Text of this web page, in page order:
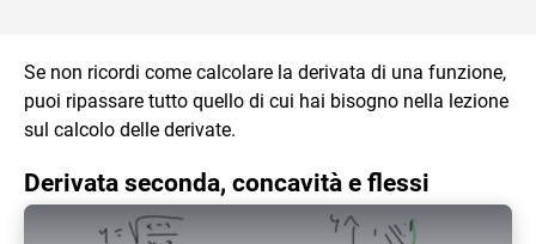
Se non ricordi come calcolare la derivata di una funzione,
puoi ripassare tutto quello di cui hai bisogno nella lezione
sul calcolo delle derivate.
Derivata seconda, concavità e flessi